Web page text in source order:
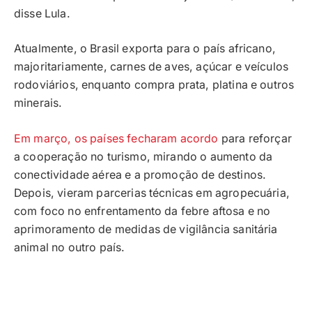
disse Lula.
Atualmente, o Brasil exporta para o país africano,
majoritariamente, carnes de aves, açúcar e veículos
rodoviários, enquanto compra prata, platina e outros
minerais.
Em março, os países fecharam acordo para reforçar
a cooperação no turismo, mirando o aumento da
conectividade aérea e a promoção de destinos.
Depois, vieram parcerias técnicas em agropecuária,
com foco no enfrentamento da febre aftosa e no
aprimoramento de medidas de vigilância sanitária
animal no outro país.